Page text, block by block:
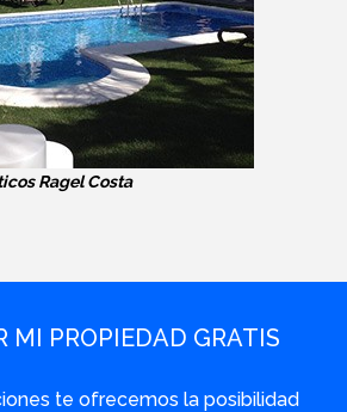
Ragel Costa
MI PROPIEDAD GRATIS
te ofrecemos la posibilidad